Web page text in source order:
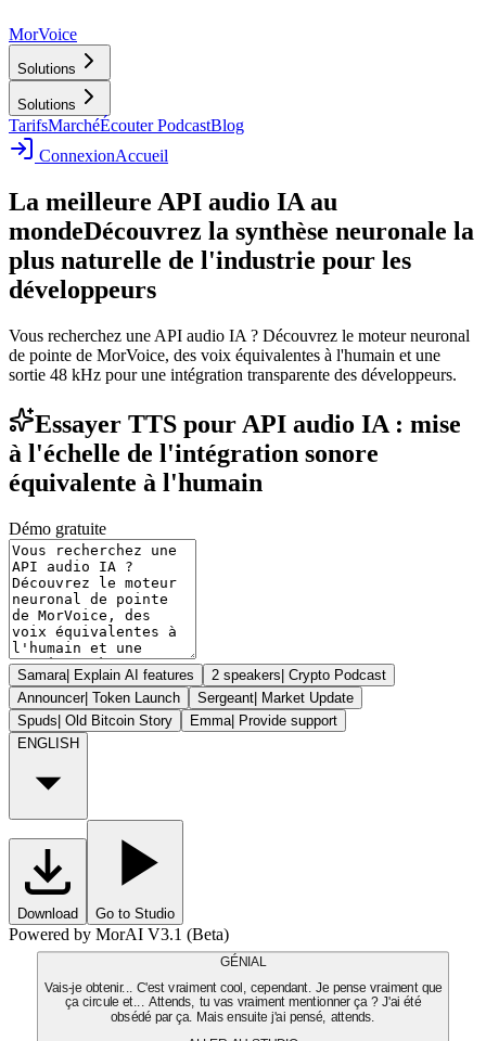
MorVoice
Solutions
Solutions
TarifsMarchéÉcouter PodcastBlog
ConnexionAccueil
La meilleure API audio IA au
mondeDécouvrez la synthèse neuronale la
plus naturelle de l'industrie pour les
développeurs
Vous recherchez une API audio IA ? Découvrez le moteur neuronal
de pointe de MorVoice, des voix équivalentes à l'humain et une
sortie 48 kHz pour une intégration transparente des développeurs.
Essayer TTS pour API audio IA : mise
à l'échelle de l'intégration sonore
équivalente à l'humain
Démo gratuite
Samara| Explain AI features 2 speakers| Crypto Podcast
Announcer| Token Launch Sergeant| Market Update
Spuds| Old Bitcoin Story Emma| Provide support
ENGLISH
Download Go to Studio
Powered by MorAI V3.1 (Beta)
GÉNIAL
Vais-je obtenir... C'est vraiment cool, cependant. Je pense vraiment que
ça circule et... Attends, tu vas vraiment mentionner ça ? J'ai été
obsédé par ça. Mais ensuite j'ai pensé, attends.